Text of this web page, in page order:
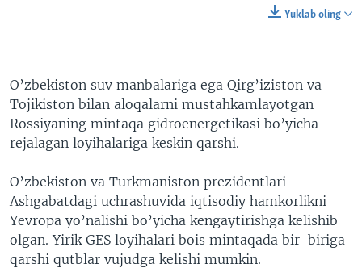
Yuklab oling
O’zbekiston suv manbalariga ega Qirg’iziston va
Tojikiston bilan aloqalarni mustahkamlayotgan
Rossiyaning mintaqa gidroenergetikasi bo’yicha
rejalagan loyihalariga keskin qarshi.
O’zbekiston va Turkmaniston prezidentlari
Ashgabatdagi uchrashuvida iqtisodiy hamkorlikni
Yevropa yo’nalishi bo’yicha kengaytirishga kelishib
olgan. Yirik GES loyihalari bois mintaqada bir-biriga
qarshi qutblar vujudga kelishi mumkin.